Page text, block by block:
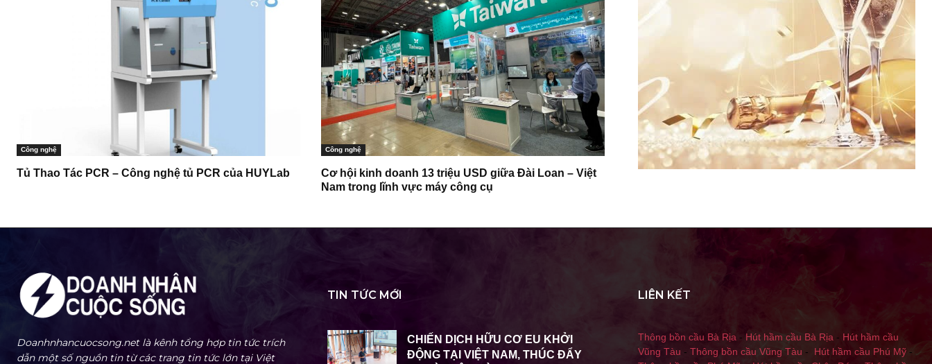
Công nghệ
Tủ Thao Tác PCR – Công nghệ tủ PCR của HUYLab
Công nghệ
Cơ hội kinh doanh 13 triệu USD giữa Đài Loan – Việt
Nam trong lĩnh vực máy công cụ
Doanhnhancuocsong.net là kênh tổng hợp tin tức trích
dẫn một số nguồn tin từ các trang tin tức lớn tại Việt
TIN TỨC MỚI
CHIẾN DỊCH HỮU CƠ EU KHỞI
ĐỘNG TẠI VIỆT NAM, THÚC ĐẨY
LIÊN KẾT
Thông bồn cầu Bà Rịa - Hút hầm cầu Bà Rịa - Hút hầm cầu
Vũng Tàu - Thông bồn cầu Vũng Tàu - Hút hầm cầu Phú Mỹ -